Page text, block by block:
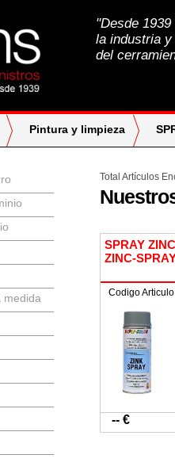
"Desde
la industria
del
Pintura y limpieza
medida
Total Artículos
SPRAY
ZINC-
Codigo
-- €